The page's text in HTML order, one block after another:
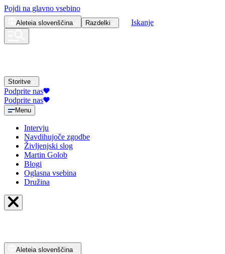
Pojdi na glavno vsebino
Aleteia slovenščina Razdelki Iskanje
Storitve
Podprite nas
Podprite nas
Menu
Intervju
Navdihujoče zgodbe
Življenjski slog
Martin Golob
Blogi
Oglasna vsebina
Družina
Aleteia slovenščina